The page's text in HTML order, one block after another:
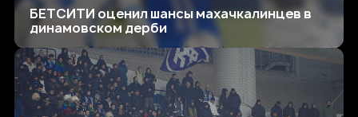
БЕТСИТИ оценил шансы махачкалинцев в
динамовском дерби